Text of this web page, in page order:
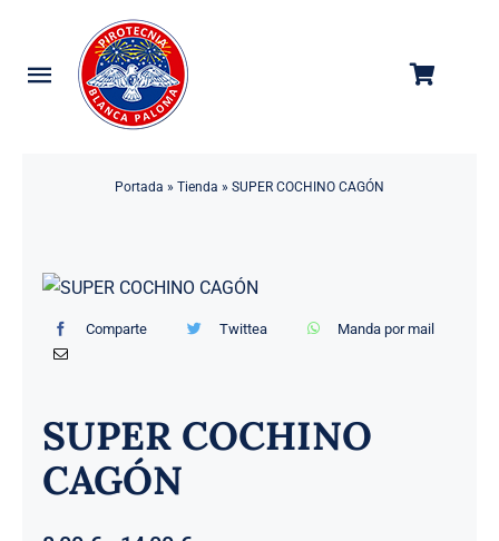
contenido
Toggle
Navigation
Empresa
Contacto
Portada » Tienda » SUPER COCHINO CAGÓN
Comparte Twittea Manda por mail
SUPER COCHINO
CAGÓN